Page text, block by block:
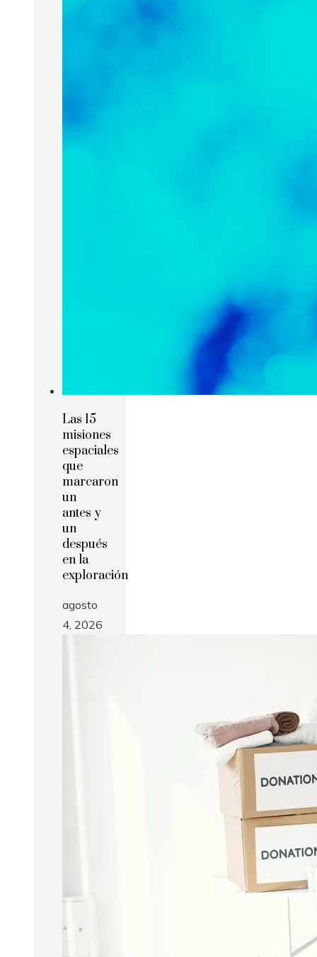
Las 15
misiones
espaciales
que
marcaron
un
antes y
un
después
en la
exploración
agosto
4, 2026